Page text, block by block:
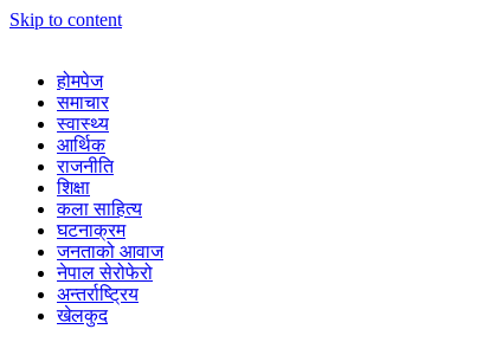
Skip to content
होमपेज
समाचार
स्वास्थ्य
आर्थिक
राजनीति
शिक्षा
कला साहित्य
घटनाक्रम
जनताको आवाज
नेपाल सेरोफेरो
अन्तर्राष्ट्रिय
खेलकुद